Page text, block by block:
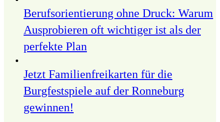
Berufsorientierung ohne Druck: Warum
Ausprobieren oft wichtiger ist als der
perfekte Plan
Jetzt Familienfreikarten für die
Burgfestspiele auf der Ronneburg
gewinnen!